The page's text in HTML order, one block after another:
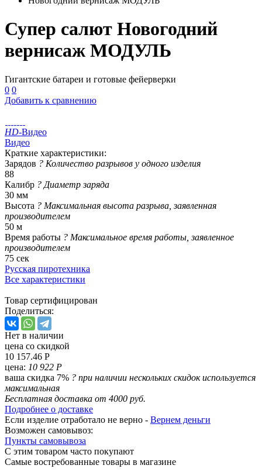
Супер салют Новогодний
вернисаж МОДУЛЬ
Гигантские батареи и готовые фейерверки
0 0
Добавить к сравнению
HD-Видео
Видео
Краткие характеристики:
Зарядов ? Количество разрывов у одного изделия
88
Калибр ? Диаметр заряда
30 мм
Высота ? Максимальная высота разрыва, заявленная
производителем
50 м
Время работы ? Максимальное время работы, заявленное
производителем
75 сек
Русская пиротехника
Все характеристики
Товар сертифицирован
Поделиться:
Нет в наличии
цена со скидкой
10 157.46 Р
цена: 10 922 Р
ваша скидка 7% ? при наличии нескольких скидок используется
максимальная
Бесплатная доставка от 4000 руб.
Подробнее о доставке
Если изделие отработало не верно - Вернем деньги
Возможен самовывоз:
Пункты самовывоза
С этим товаром часто покупают
Самые востребованные товары в магазине